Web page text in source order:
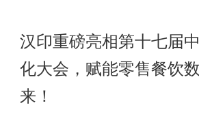
汉印重磅亮相第十七届
化大会，赋能零售餐饮
来！